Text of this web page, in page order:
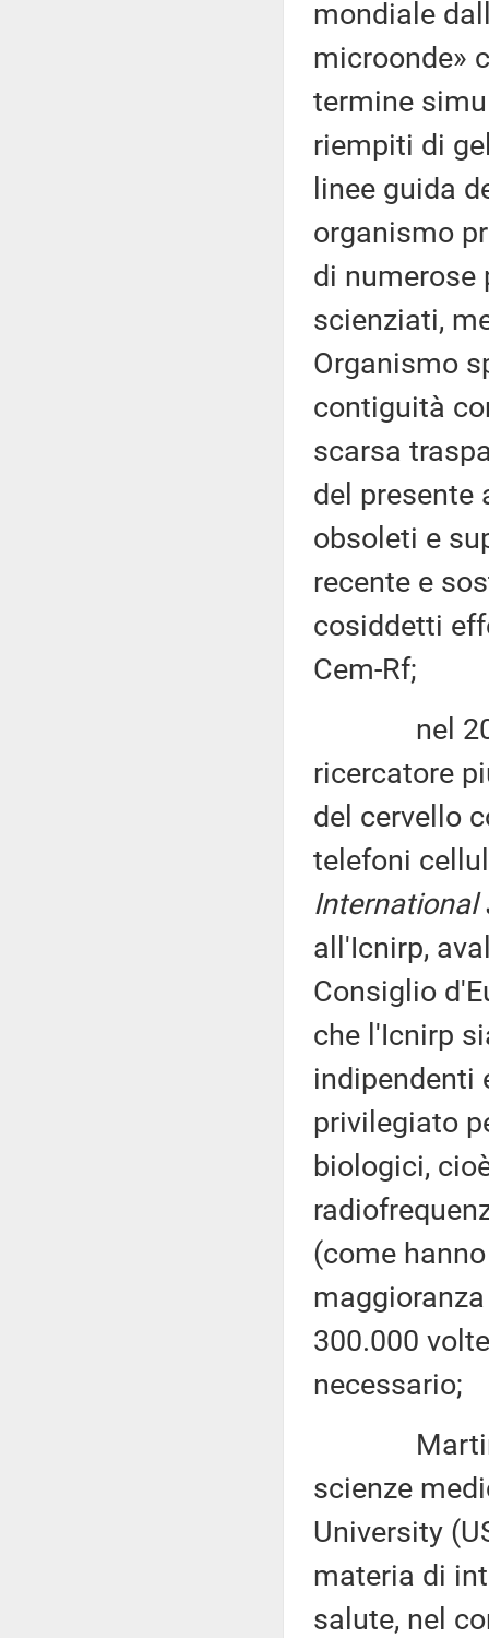
mondiale
microonde»
termine
riempiti di
linee guida
organismo
di numerose
scienziati,
Organismo
contiguità
scarsa
del presente
obsoleti e
recente e
cosiddetti
Cem-Rf;
nel 2017,
ricercatore
del cervello
telefoni
International
all'Icnirp,
Consiglio
che l'Icnirp
indipendenti
privilegiato
biologici,
(come
300.000
necessario;
Martin
scienze
University
materia di
salute, nel